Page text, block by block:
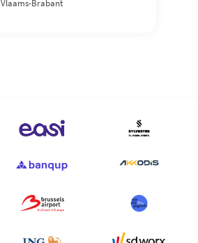
Vlaams-Brabant